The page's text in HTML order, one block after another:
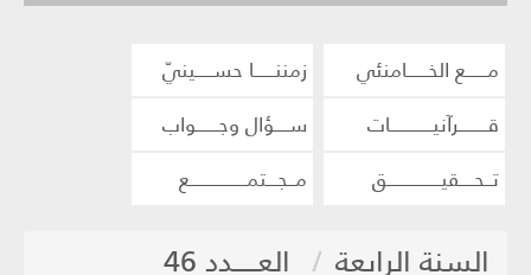
مــــــع الخــــــامنئي
زمننــــــا حســـــينيّ
قــــــــرآنيــــــــــــات
ســــؤال وجــــــواب
تــحــــقيـــــــــــــــق
مــجـــتمــــــــــــــــع
السنة الرابعة
العـــــدد 46